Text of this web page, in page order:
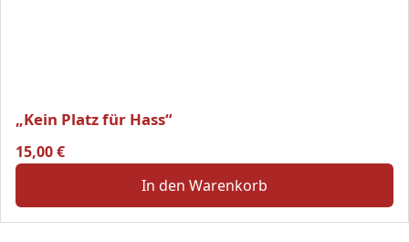
„Kein Platz für Hass“
15,00€
In den Warenkorb